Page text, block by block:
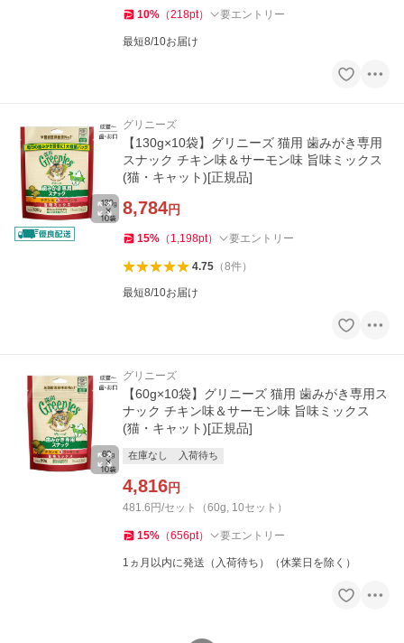
10% （218pt） 要エントリー
最短8/10お届け
グリニーズ
【130g×10袋】グリニーズ 猫用 歯みがき専用
スナック チキン味＆サーモン味 旨味ミックス
(猫・キャット)[正規品]
8,784円
15% （ 1,198pt） 要エントリー
4.75（8件）
最短8/10お届け
グリニーズ
【60g×10袋】グリニーズ 猫用 歯みがき専用ス
ナック チキン味＆サーモン味 旨味ミックス
(猫・キャット)[正規品]
在庫なし 入荷待ち
4,816円
481.6円/セット（60g, 10セット）
15% （656pt） 要エントリー
1ヵ月以内に発送（入荷待ち）（休業日を除く）